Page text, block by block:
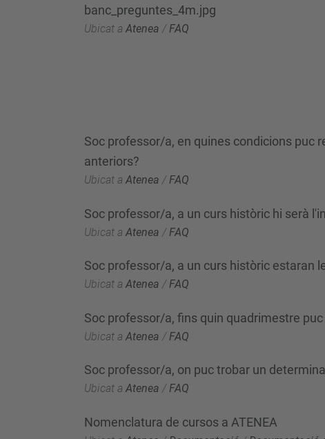
banc_preguntes_4m.jpg
Ubicat a Atenea / FAQ
Soc professor/a, en quines condicions puc
anteriors?
Ubicat a Atenea /FAQ
Soc professor/a, a un curs històric hi serà
Ubicat a Atenea / FAQ
Soc professor/a, a un curs històric estaran
Ubicat a Atenea /FAQ
Soc professor/a, fins quin quadrimestre
Ubicat a Atenea / FAQ
Soc professor/a, on puc trobar un
Ubicat a Atenea /FAQ
Nomenclatura de cursos a ATENEA